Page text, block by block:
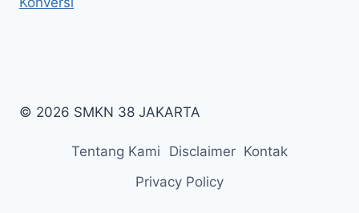
© 2026 SMKN 38 JAKARTA
Tentang Kami Disclaimer Kontak
Privacy Policy